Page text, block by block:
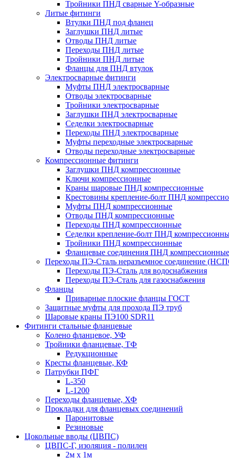
Тройники ПНД сварные Y-образные
Литые фитинги
Втулки ПНД под фланец
Заглушки ПНД литые
Отводы ПНД литые
Переходы ПНД литые
Тройники ПНД литые
Фланцы для ПНД втулок
Электросварные фитинги
Муфты ПНД электросварные
Отводы электросварные
Тройники электросварные
Заглушки ПНД электросварные
Седелки электросварные
Переходы ПНД электросварные
Муфты переходные электросварные
Отводы переходные электросварные
Компрессионные фитинги
Заглушки ПНД компрессионные
Ключи компрессионные
Краны шаровые ПНД компрессионные
Крестовины крепление-болт ПНД
Муфты ПНД компрессионные
Отводы ПНД компрессионные
Переходы ПНД компрессионные
Седелки крепление-болт ПНД
Тройники ПНД компрессионные
Фланцевые соединения ПНД компрессионные
Переходы ПЭ-Сталь неразъемное соединение
Переходы ПЭ-Сталь для водоснабжения
Переходы ПЭ-Сталь для газоснабжения
Фланцы
Приварные плоские фланцы ГОСТ
Защитные муфты для прохода ПЭ труб
Шаровые краны ПЭ100 SDR11
Фитинги стальные фланцевые
Колено фланцевое, УФ
Тройники фланцевые, ТФ
Редукционные
Кресты фланцевые, КФ
Патрубки ПФГ
L-350
L-1200
Переходы фланцевые, ХФ
Прокладки для фланцевых соединений
Паронитовые
Резиновые
Цокольные вводы (ЦВПС)
ЦВПС-Г, изоляция - полилен
2м х 1м